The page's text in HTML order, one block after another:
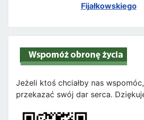
Fijałkowskiego
Jeżeli ktoś chciałby nas
przekazać swój dar serca.